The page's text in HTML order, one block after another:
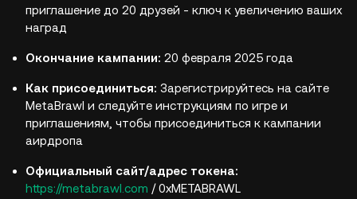
приглашение до 20 друзей - ключ к увеличению ваших
наград
Окончание кампании: 20 февраля 2025 года
Как присоединиться: Зарегистрируйтесь на сайте
MetaBrawl и следуйте инструкциям по игре и
приглашениям, чтобы присоединиться к кампании
аирдропа
Официальный сайт/адрес токена:
https://metabrawl.com / 0xMETABRAWL